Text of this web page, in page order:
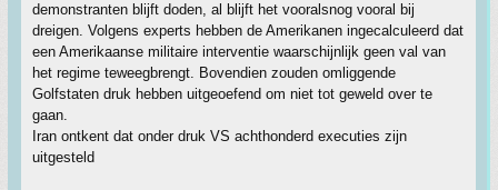
demonstranten blijft doden, al blijft het vooralsnog vooral bij
dreigen. Volgens experts hebben de Amerikanen ingecalculeerd dat
een Amerikaanse militaire interventie waarschijnlijk geen val van
het regime teweegbrengt. Bovendien zouden omliggende
Golfstaten druk hebben uitgeoefend om niet tot geweld over te
gaan.
Iran ontkent dat onder druk VS achthonderd executies zijn
uitgesteld